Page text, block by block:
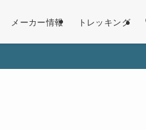
メーカー情報 トレッキング